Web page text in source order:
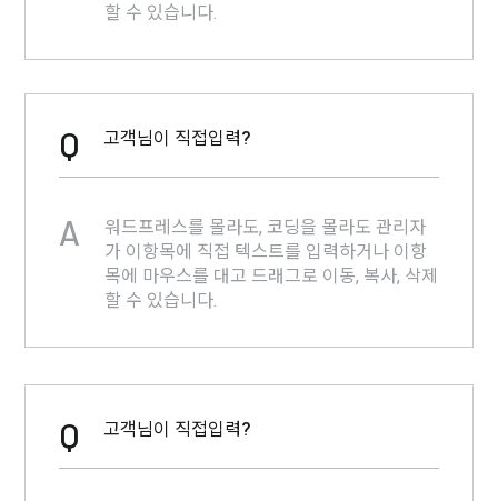
할 수 있습니다.
Q 고객님이 직접입력?
A
워드프레스를 몰라도, 코딩을 몰라도 관리자
가 이항목에 직접 텍스트를 입력하거나 이항
목에 마우스를 대고 드래그로 이동, 복사, 삭제
할 수 있습니다.
Q 고객님이 직접입력?